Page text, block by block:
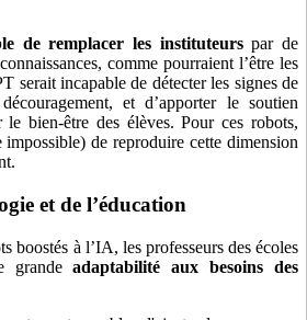
de remplacer les instituteurspar de
comme pourraient l’être les
serait incapable de détecter les signes de
et d’apporter le soutien
le bien-être des élèves. Pour ces robots,
de reproduire cette dimension
et de l’éducation
boostés à l’IA, les professeurs des écoles
grandeadaptabilité aux besoins des